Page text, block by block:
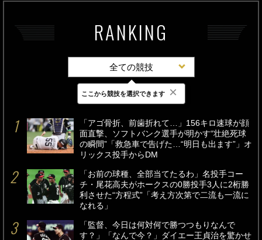
RANKING
全ての競技
最新 24時間 週間
「アゴ骨折、前歯折れて…」156キロ速球が顔
面直撃、ソフトバンク選手が明かす“壮絶死球
の瞬間”「救急車で告げた…“明日も出ます”」オ
リックス投手からDM
「お前の球種、全部当てたるわ」名投手コー
チ・尾花高夫がホークスの0勝投手3人に2桁勝
利させた“方程式”「考え方次第で二流も一流に
なれる」
「監督、今日は何対何で勝つつもりなんで
す？」「なんで今？」ダイエー王貞治を驚かせ
ここから競技を選択できます ×